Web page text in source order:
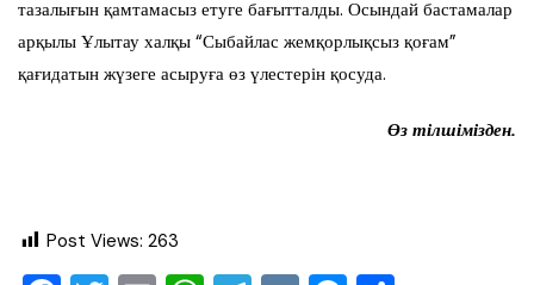
тазалығын қамтамасыз етуге бағытталды. Осындай бастамалар
арқылы Ұлытау халқы “Сыбайлас жемқорлықсыз қоғам”
қағидатын жүзеге асыруға өз үлестерін қосуда.
Өз тілшімізден.
Post Views: 263